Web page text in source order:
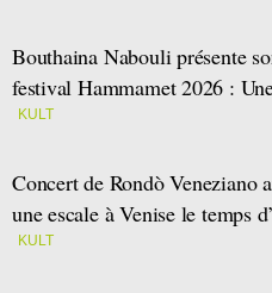
Bouthaina Nabouli présente
festival Hammamet 2026 :
KULT
Concert de Rondò Veneziano
une escale à Venise le temps
KULT